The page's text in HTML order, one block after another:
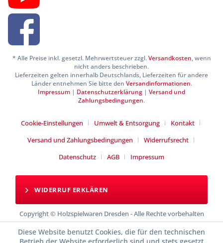
* Alle Preise inkl. gesetzl. Mehrwertsteuer zzgl.Versandkosten, wenn
nicht anders beschrieben.
Lieferzeiten gelten innerhalb Deutschlands, Lieferzeiten für andere
Länder entnehmen Sie bitte den Versandinformationen.
Impressum | Datenschutzerklärung | Versand und
Zahlungsbedingungen.
Cookie-Einstellungen Umwelt & Entsorgung
Kontakt
Versand und Zahlungsbedingungen
Widerrufsrecht
Datenschutz
AGB Impressum
WIDERRUF ERKLÄREN
Copyright © Holzspielwaren Dresden - Alle Rechte vorbehalten
Diese Website benutzt Cookies, die für den technischen